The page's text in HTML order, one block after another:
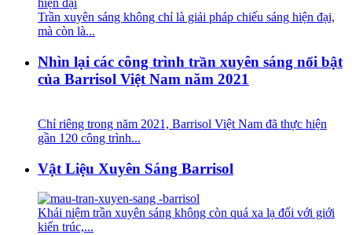
Trần xuyên sáng không chỉ là giải pháp chiếu sáng hiện đại,
mà còn là...
Nhìn lại các công trình trần xuyên sáng nổi bật
của Barrisol Việt Nam năm 2021
Chỉ riêng trong năm 2021, Barrisol Việt Nam đã thực hiện
gần 120 công trình...
Vật Liệu Xuyên Sáng Barrisol
Khái niệm trần xuyên sáng không còn quá xa lạ đối với giới
kiến trúc,...